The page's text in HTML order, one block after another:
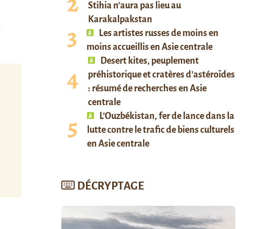
Stihia n’aura pas lieu au
Karakalpakstan
Les artistes russes de moins en
moins accueillis en Asie centrale
Desert kites, peuplement
préhistorique et cratères d’astéroïdes
: résumé de recherches en Asie
centrale
L’Ouzbékistan, fer de lance dans la
lutte contre le trafic de biens culturels
en Asie centrale
DÉCRYPTAGE